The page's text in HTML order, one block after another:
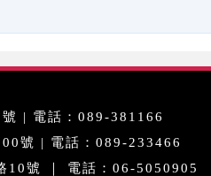
| 電話：089-381166
號 | 電話：089-233466
10號 ｜ 電話：06-5050905